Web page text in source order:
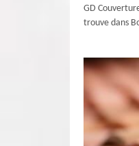
GD
trouve dans